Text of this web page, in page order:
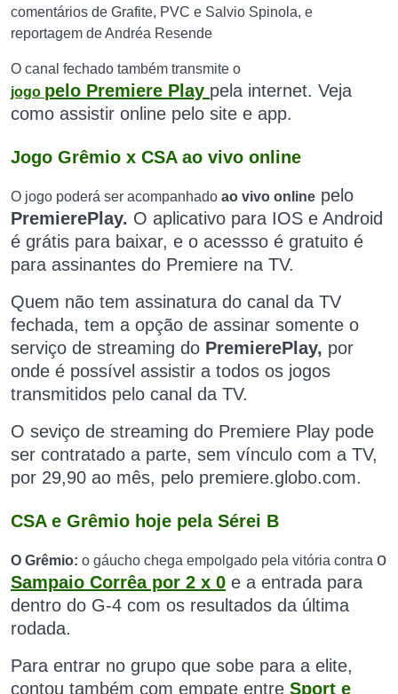
comentários de Grafite, PVC e Salvio Spinola, e
reportagem de Andréa Resende
O canal fechado também transmite o
jogo pelo Premiere Play pela internet. Veja
como assistir online pelo site e app.
Jogo Grêmio x CSA ao vivo online
O jogo poderá ser acompanhado ao vivo online pelo
PremierePlay. O aplicativo para IOS e Android
é grátis para baixar, e o acessso é gratuito é
para assinantes do Premiere na TV.
Quem não tem assinatura do canal da TV
fechada, tem a opção de assinar somente o
serviço de streaming do PremierePlay, por
onde é possível assistir a todos os jogos
transmitidos pelo canal da TV.
O seviço de streaming do Premiere Play pode
ser contratado a parte, sem vínculo com a TV,
por 29,90 ao mês, pelo premiere.globo.com.
CSA e Grêmio hoje pela Sérei B
O Grêmio: o gáucho chega empolgado pela vitória contra o
Sampaio Corrêa por 2 x 0 e a entrada para
dentro do G-4 com os resultados da última
rodada.
Para entrar no grupo que sobe para a elite,
contou também com empate entre Sport e